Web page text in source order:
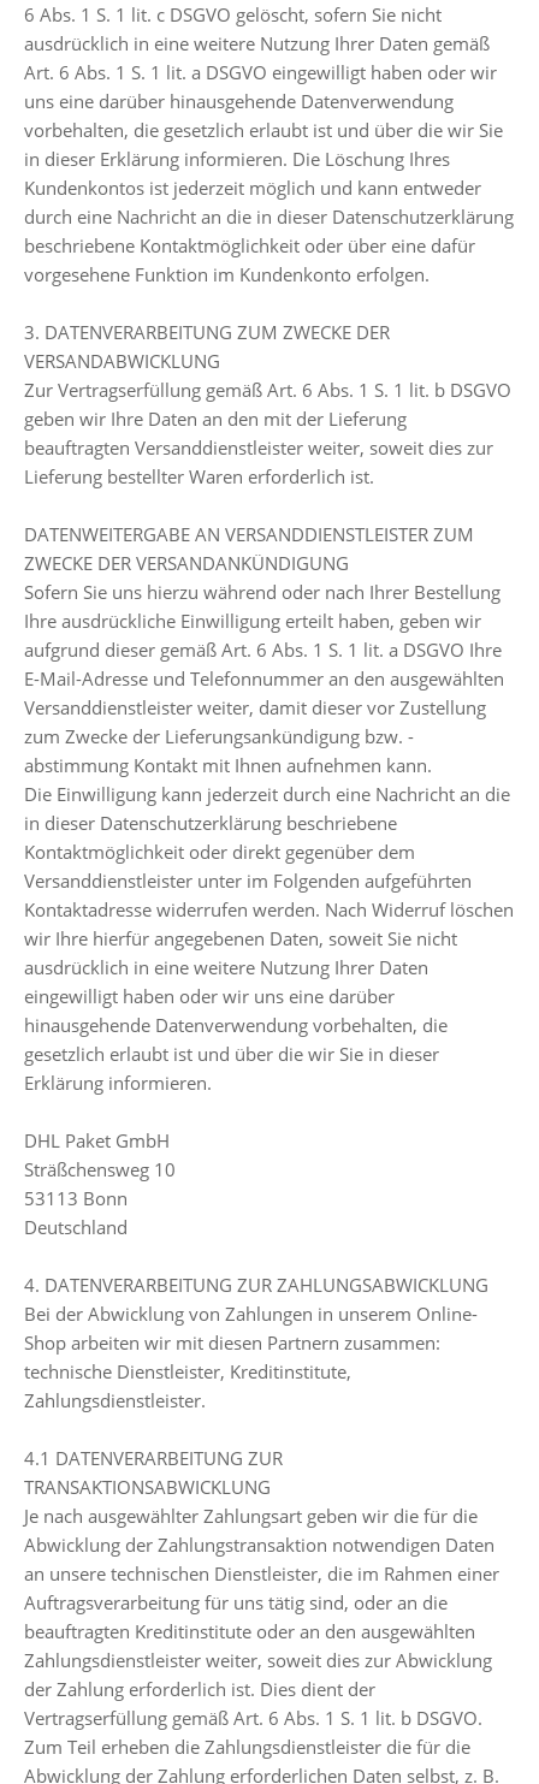
6 Abs. 1 S. 1 lit. c DSGVO gelöscht, sofern Sie nicht
ausdrücklich in eine weitere Nutzung Ihrer Daten gemäß
Art. 6 Abs. 1 S. 1 lit. a DSGVO eingewilligt haben oder wir
uns eine darüber hinausgehende Datenverwendung
vorbehalten, die gesetzlich erlaubt ist und über die wir Sie
in dieser Erklärung informieren. Die Löschung Ihres
Kundenkontos ist jederzeit möglich und kann entweder
durch eine Nachricht an die in dieser Datenschutzerklärung
beschriebene Kontaktmöglichkeit oder über eine dafür
vorgesehene Funktion im Kundenkonto erfolgen.
3. DATENVERARBEITUNG ZUM ZWECKE DER
VERSANDABWICKLUNG
Zur Vertragserfüllung gemäß Art. 6 Abs. 1 S. 1 lit. b DSGVO
geben wir Ihre Daten an den mit der Lieferung
beauftragten Versanddienstleister weiter, soweit dies zur
Lieferung bestellter Waren erforderlich ist.
DATENWEITERGABE AN VERSANDDIENSTLEISTER ZUM
ZWECKE DER VERSANDANKÜNDIGUNG
Sofern Sie uns hierzu während oder nach Ihrer Bestellung
Ihre ausdrückliche Einwilligung erteilt haben, geben wir
aufgrund dieser gemäß Art. 6 Abs. 1 S. 1 lit. a DSGVO Ihre
E-Mail-Adresse und Telefonnummer an den ausgewählten
Versanddienstleister weiter, damit dieser vor Zustellung
zum Zwecke der Lieferungsankündigung bzw. -
abstimmung Kontakt mit Ihnen aufnehmen kann.
Die Einwilligung kann jederzeit durch eine Nachricht an die
in dieser Datenschutzerklärung beschriebene
Kontaktmöglichkeit oder direkt gegenüber dem
Versanddienstleister unter im Folgenden aufgeführten
Kontaktadresse widerrufen werden. Nach Widerruf löschen
wir Ihre hierfür angegebenen Daten, soweit Sie nicht
ausdrücklich in eine weitere Nutzung Ihrer Daten
eingewilligt haben oder wir uns eine darüber
hinausgehende Datenverwendung vorbehalten, die
gesetzlich erlaubt ist und über die wir Sie in dieser
Erklärung informieren.
DHL Paket GmbH
Sträßchensweg 10
53113 Bonn
Deutschland
4. DATENVERARBEITUNG ZUR ZAHLUNGSABWICKLUNG
Bei der Abwicklung von Zahlungen in unserem Online-
Shop arbeiten wir mit diesen Partnern zusammen:
technische Dienstleister, Kreditinstitute,
Zahlungsdienstleister.
4.1 DATENVERARBEITUNG ZUR
TRANSAKTIONSABWICKLUNG
Je nach ausgewählter Zahlungsart geben wir die für die
Abwicklung der Zahlungstransaktion notwendigen Daten
an unsere technischen Dienstleister, die im Rahmen einer
Auftragsverarbeitung für uns tätig sind, oder an die
beauftragten Kreditinstitute oder an den ausgewählten
Zahlungsdienstleister weiter, soweit dies zur Abwicklung
der Zahlung erforderlich ist. Dies dient der
Vertragserfüllung gemäß Art. 6 Abs. 1 S. 1 lit. b DSGVO.
Zum Teil erheben die Zahlungsdienstleister die für die
Abwicklung der Zahlung erforderlichen Daten selbst, z. B.